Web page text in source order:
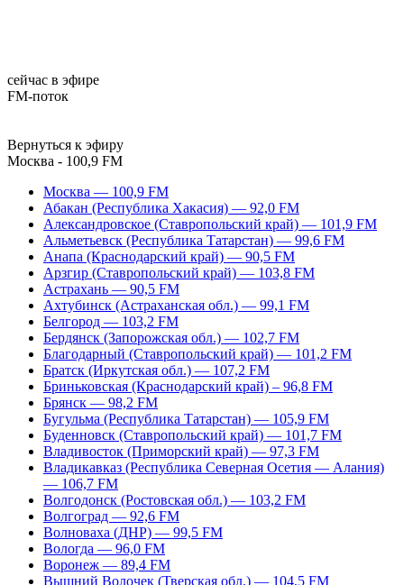
сейчас в эфире
FM-поток
Вернуться к эфиру
Москва - 100,9 FM
Москва — 100,9 FM
Абакан (Республика Хакасия) — 92,0 FM
Александровское (Ставропольский край) — 101,9 FM
Альметьевск (Республика Татарстан) — 99,6 FM
Анапа (Краснодарский край) — 90,5 FM
Арзгир (Ставропольский край) — 103,8 FM
Астрахань — 90,5 FM
Ахтубинск (Астраханская обл.) — 99,1 FM
Белгород — 103,2 FM
Бердянск (Запорожская обл.) — 102,7 FM
Благодарный (Ставропольский край) — 101,2 FM
Братск (Иркутская обл.) — 107,2 FM
Бриньковская (Краснодарский край) – 96,8 FM
Брянск — 98,2 FM
Бугульма (Республика Татарстан) — 105,9 FM
Буденновск (Ставропольский край) — 101,7 FM
Владивосток (Приморский край) — 97,3 FM
Владикавказ (Республика Северная Осетия — Алания)
— 106,7 FM
Волгодонск (Ростовская обл.) — 103,2 FM
Волгоград — 92,6 FM
Волноваха (ДНР) — 99,5 FM
Вологда — 96,0 FM
Воронеж — 89,4 FM
Вышний Волочек (Тверская обл.) — 104,5 FM